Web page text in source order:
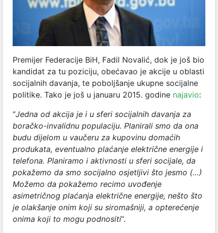
Premijer Federacije BiH, Fadil Novalić, dok je još bio
kandidat za tu poziciju, obećavao je akcije u oblasti
socijalnih davanja, te poboljšanje ukupne socijalne
politike. Tako je još u januaru 2015. godine najavio:
“Jedna od akcija je i u sferi socijalnih davanja za
boračko-invalidnu populaciju. Planirali smo da ona
budu dijelom u vaučeru za kupovinu domaćih
produkata, eventualno plaćanje električne energije i
telefona. Planiramo i aktivnosti u sferi socijale, da
pokažemo da smo socijalno osjetljivi što jesmo (…)
Možemo da pokažemo recimo uvođenje
asimetričnog plaćanja električne energije, nešto što
je olakšanje onim koji su siromašniji, a opterećenje
onima koji to mogu podnositi“.